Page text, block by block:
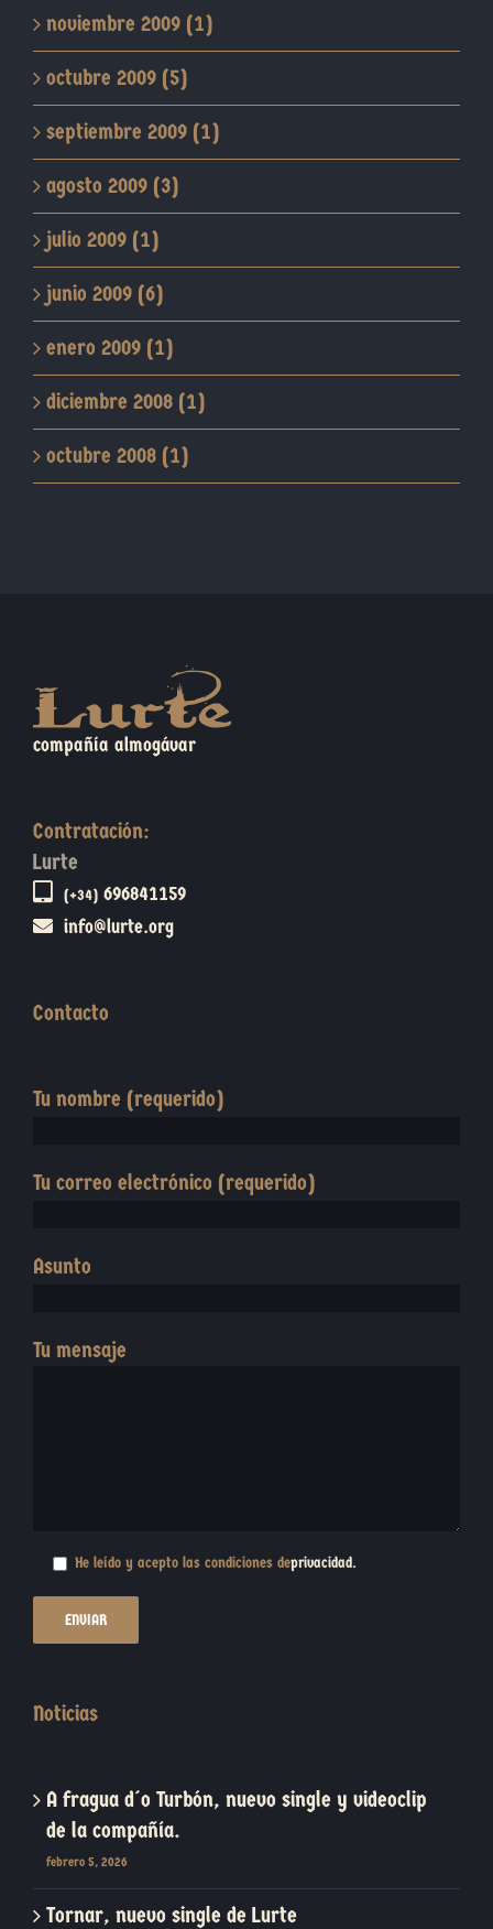
noviembre 2009 (1)
octubre 2009 (5)
septiembre 2009 (1)
agosto 2009 (3)
julio 2009 (1)
junio 2009 (6)
enero 2009 (1)
diciembre 2008 (1)
octubre 2008 (1)
compañía almogávar
Contratación:
Lurte
(+34) 696841159
info@lurte.org
Contacto
Tu nombre (requerido)
Tu correo electrónico (requerido)
Asunto
Tu mensaje
He leído y acepto las condiciones deprivacidad.
Noticias
A fragua d´o Turbón, nuevo single y videoclip
de la compañía.
febrero 5, 2026
Tornar, nuevo single de Lurte